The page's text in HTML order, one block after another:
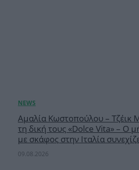
Αμαλία Κωστοπούλου – Τζέικ
τη δική τους «Dolce Vita» – Ο
με σκάφος στην Ιταλία
09.08.2026